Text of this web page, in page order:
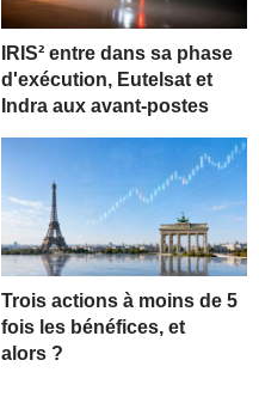
IRIS² entre dans sa phase
d'exécution, Eutelsat et
Indra aux avant-postes
Trois actions à moins de 5
fois les bénéfices, et
alors ?